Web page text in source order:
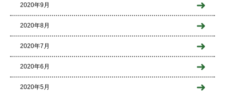
2020年9月
2020年8月
2020年7月
2020年6月
2020年5月